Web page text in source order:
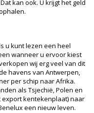
kan ook. U krijgt het geld
u kunt lezen een heel
wanneer u ervoor kiest
wij erg veel van dit
havens van Antwerpen,
per schip naar Afrika.
als Tsjechië, Polen en
export kentekenplaat) naar
een nieuw leven.